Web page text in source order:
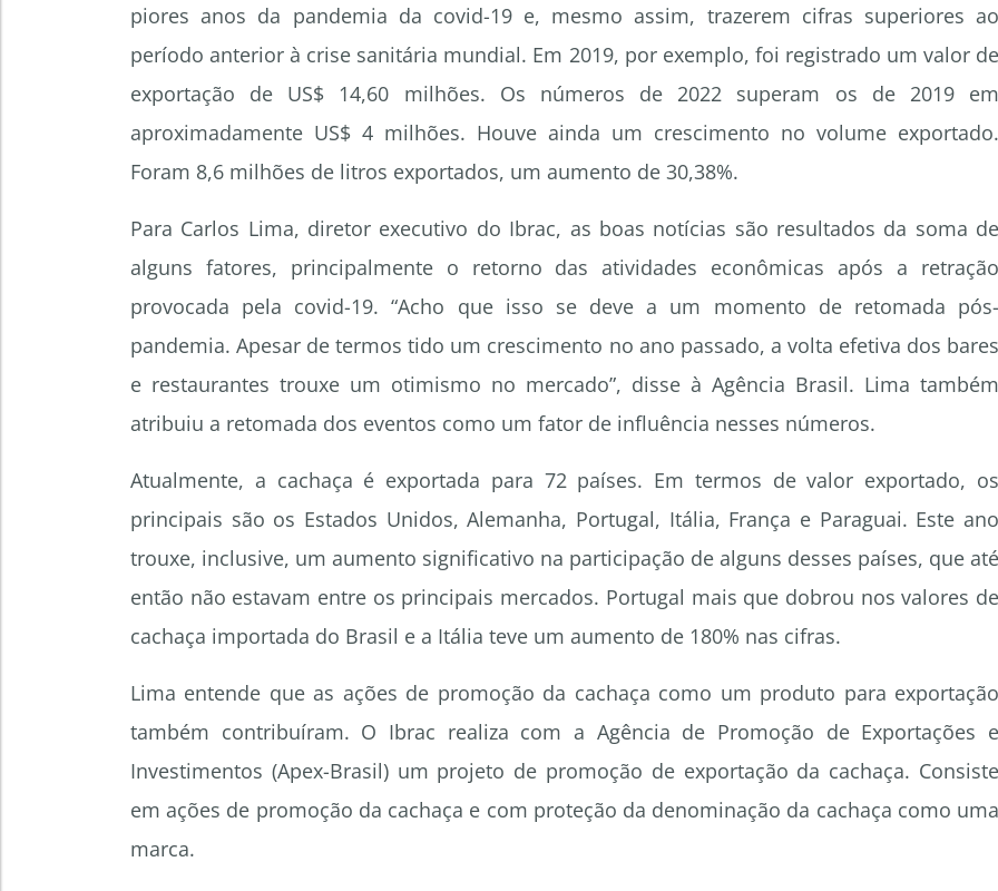
piores anos da pandemia da covid-19 e, mesmo assim, trazerem cifras superiores ao
período anterior à crise sanitária mundial. Em 2019, por exemplo, foi registrado um valor de
exportação de US$ 14,60 milhões. Os números de 2022 superam os de 2019 em
aproximadamente US$ 4 milhões. Houve ainda um crescimento no volume exportado.
Foram 8,6 milhões de litros exportados, um aumento de 30,38%.
Para Carlos Lima, diretor executivo do Ibrac, as boas notícias são resultados da soma de
alguns fatores, principalmente o retorno das atividades econômicas após a retração
provocada pela covid-19. “Acho que isso se deve a um momento de retomada pós-
pandemia. Apesar de termos tido um crescimento no ano passado, a volta efetiva dos bares
e restaurantes trouxe um otimismo no mercado”, disse à Agência Brasil. Lima também
atribuiu a retomada dos eventos como um fator de influência nesses números.
Atualmente, a cachaça é exportada para 72 países. Em termos de valor exportado, os
principais são os Estados Unidos, Alemanha, Portugal, Itália, França e Paraguai. Este ano
trouxe, inclusive, um aumento significativo na participação de alguns desses países, que até
então não estavam entre os principais mercados. Portugal mais que dobrou nos valores de
cachaça importada do Brasil e a Itália teve um aumento de 180% nas cifras.
Lima entende que as ações de promoção da cachaça como um produto para exportação
também contribuíram. O Ibrac realiza com a Agência de Promoção de Exportações e
Investimentos (Apex-Brasil) um projeto de promoção de exportação da cachaça. Consiste
em ações de promoção da cachaça e com proteção da denominação da cachaça como uma
marca.